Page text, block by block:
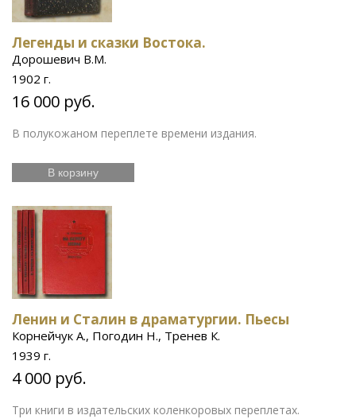
Легенды и сказки Востока.
Дорошевич В.М.
1902 г.
16 000 руб.
В полукожаном переплете времени издания.
В корзину
Ленин и Сталин в драматургии. Пьесы
Корнейчук А., Погодин Н., Тренев К.
1939 г.
4 000 руб.
Три книги в издательских коленкоровых переплетах.